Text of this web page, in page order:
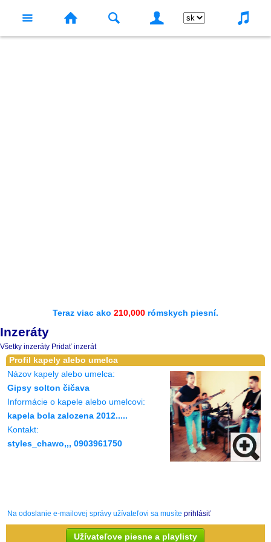
Teraz viac ako 210,000 rómskych piesní.
Inzeráty
Všetky inzeráty Pridať inzerát
Profil kapely alebo umelca
Názov kapely alebo umelca:
Gipsy solton čičava
Informácie o kapele alebo umelcovi:
kapela bola zalozena 2012.....
Kontakt:
styles_chawo,,, 0903961750
Na odoslanie e-mailovej správy užívateľovi sa musíte prihlásiť
Užívateľove piesne a playlisty